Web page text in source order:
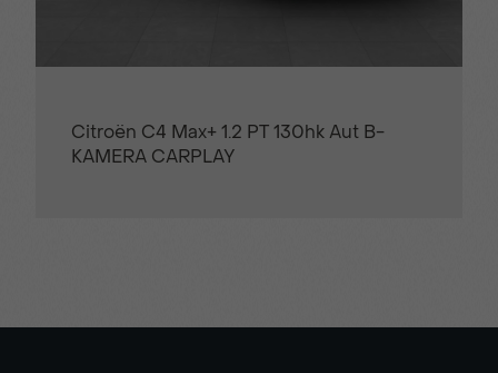
Citroën C4 Max+ 1.2 PT 130hk Aut B-
KAMERA CARPLAY